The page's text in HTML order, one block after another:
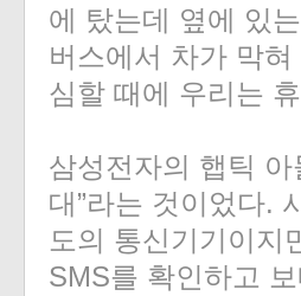
에 탔는데 옆에 있
버스에서 차가 막
심할 때에 우리는
삼성전자의 햅틱
대”라는 것이었다.
도의 통신기기이지
SMS를 확인하고